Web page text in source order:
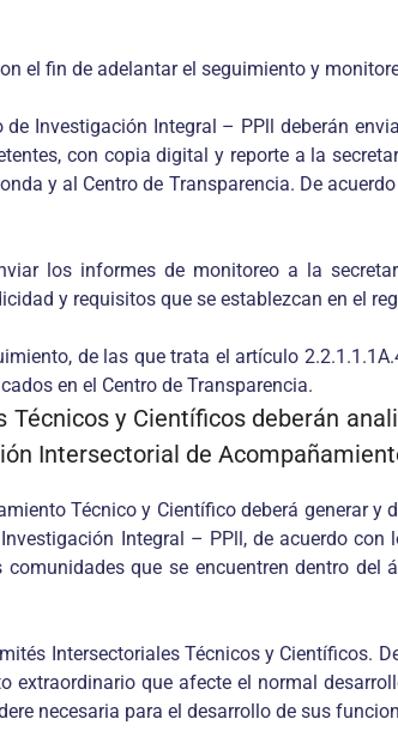
el fin de adelantar el seguimiento y
Investigación Integral – PPll deberán
con copia digital y reporte a la
y al Centro de Transparencia. De
los informes de monitoreo a la
y requisitos que se establezcan en el
de las que trata el artículo
en el Centro de Transparencia.
y Científicos deberán
Intersectorial de
Técnico y Científico deberá generar
Integral – PPll, de acuerdo
que se encuentren dentro
Intersectoriales Técnicos y Científicos.
extraordinario que afecte el normal
necesaria para el desarrollo de sus